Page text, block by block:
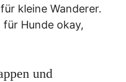
kleine Wanderer.
für Hunde okay,
und